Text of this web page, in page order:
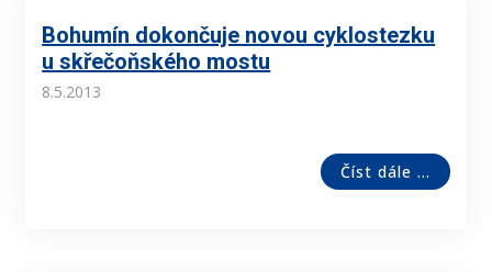
Bohumín dokončuje novou cyklostezku
u skřečoňského mostu
8.5.2013
Číst dále ...